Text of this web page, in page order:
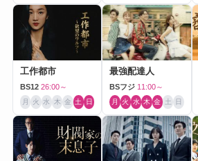
工作都市
BS12 26:00～
月 火 水 木 金 土 日
最強配達人
BSフジ 11:00～
月 火 水 木 金 土 日